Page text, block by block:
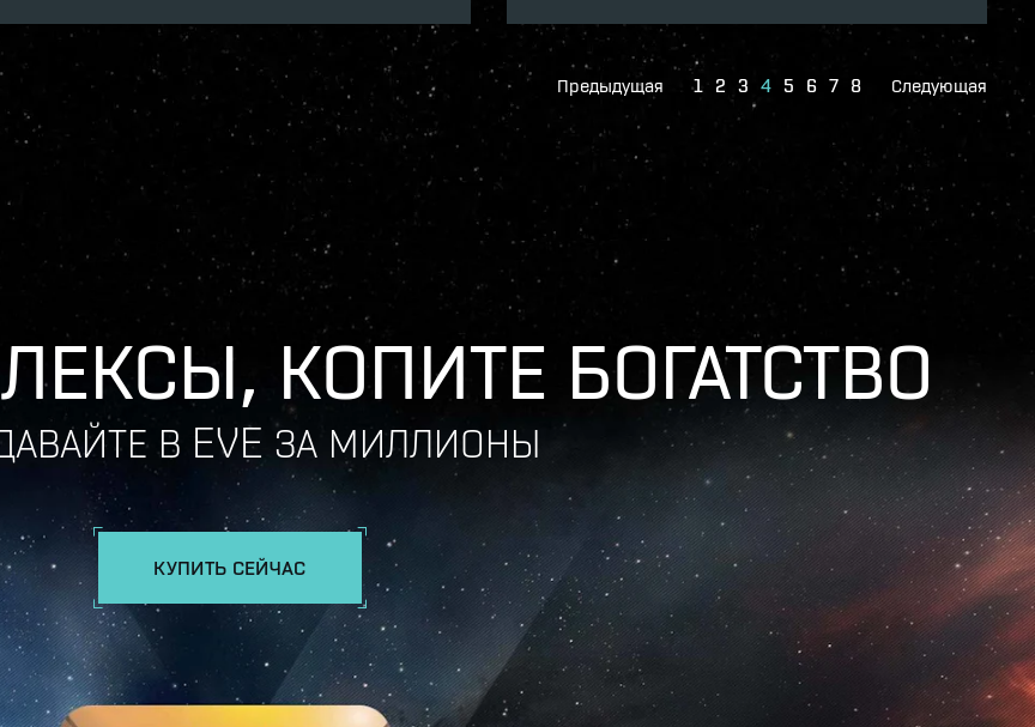
Предыдущая 1 2 3 4 5 6 7 8 Следующая
КОПИТЕ БОГАТСТВО
В EVE ЗА МИЛЛИОНЫ
КУПИТЬ СЕЙЧАС